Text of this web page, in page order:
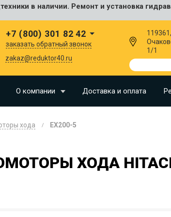
в наличии. Ремонт и установка
+7 (800) 301 82 42
заказать обратный звонок
zakaz@reduktor40.ru
1/1
О компании Доставка и оплата
хода EX200-5
ХОДА